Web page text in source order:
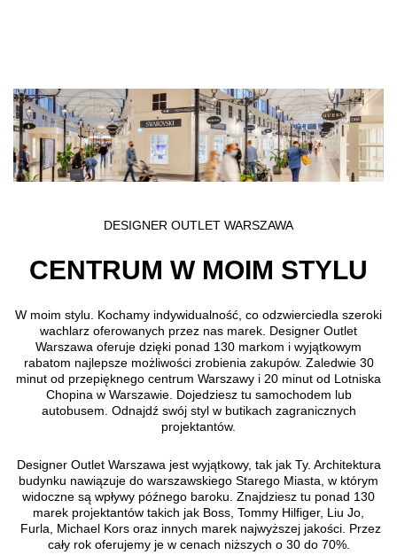
DESIGNER OUTLET WARSZAWA
CENTRUM W MOIM STYLU
W moim stylu . Kochamy indywidualność, co odzwierciedla szeroki
wachlarz oferowanych przez nas marek. Designer Outlet
Warszawa oferuje dzięki ponad 130 markom i wyjątkowym
rabatom najlepsze możliwości zrobienia zakupów. Zaledwie 30
minut od przepięknego centrum Warszawy i 20 minut od Lotniska
Chopina w Warszawie. Dojedziesz tu samochodem lub
autobusem. Odnajdź swój styl w butikach zagranicznych
projektantów.
Designer Outlet Warszawa jest wyjątkowy, tak jak Ty. Architektura
budynku nawiązuje do warszawskiego Starego Miasta, w którym
widoczne są wpływy późnego baroku. Znajdziesz tu ponad 130
marek projektantów takich jak Boss, Tommy Hilfiger, Liu Jo,
Furla, Michael Kors oraz innych marek najwyższej jakości. Przez
cały rok oferujemy je w cenach niższych o 30 do 70%.